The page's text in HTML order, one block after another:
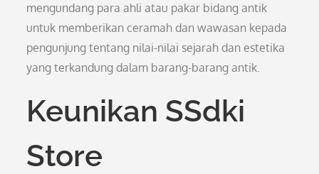
mengundang para ahli atau pakar bidang antik
untuk memberikan ceramah dan wawasan kepada
pengunjung tentang nilai-nilai sejarah dan estetika
yang terkandung dalam barang-barang antik.
Keunikan SSdki
Store